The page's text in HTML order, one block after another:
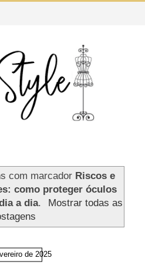
com marcador Riscos e
como proteger óculos
a dia.
Mostrar todas as
de 2025